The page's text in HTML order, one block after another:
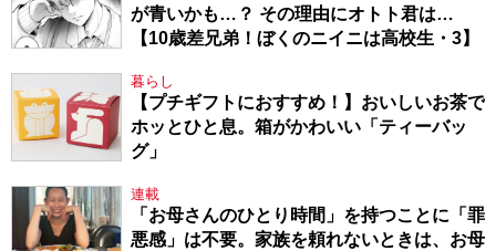
が青いかも…？ その理由にオトト君は…
【10歳差兄弟！ぼくのニイニは高校生・3】
暮らし
【プチギフトにおすすめ！】おいしいお茶で
ホッとひと息。箱がかわいい「ティーバッ
グ」
連載
「お母さんのひとり時間」を持つことに「罪
悪感」は不要。家族を頼れないときは、お母